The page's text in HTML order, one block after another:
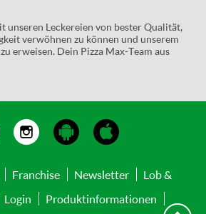
unseren Leckereien von bester Qualität,
verwöhnen zu können und unserem
erweisen. Dein Pizza Max-Team aus
Franchise Newsletter
Lob &
Login Produktinformationen